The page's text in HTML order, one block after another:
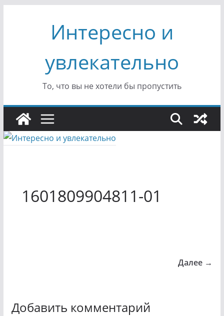
содержимомуИнтересно и
увлекательно
То, что вы не хотели бы пропустить
1601809904811-01
Далее →
Добавить комментарий